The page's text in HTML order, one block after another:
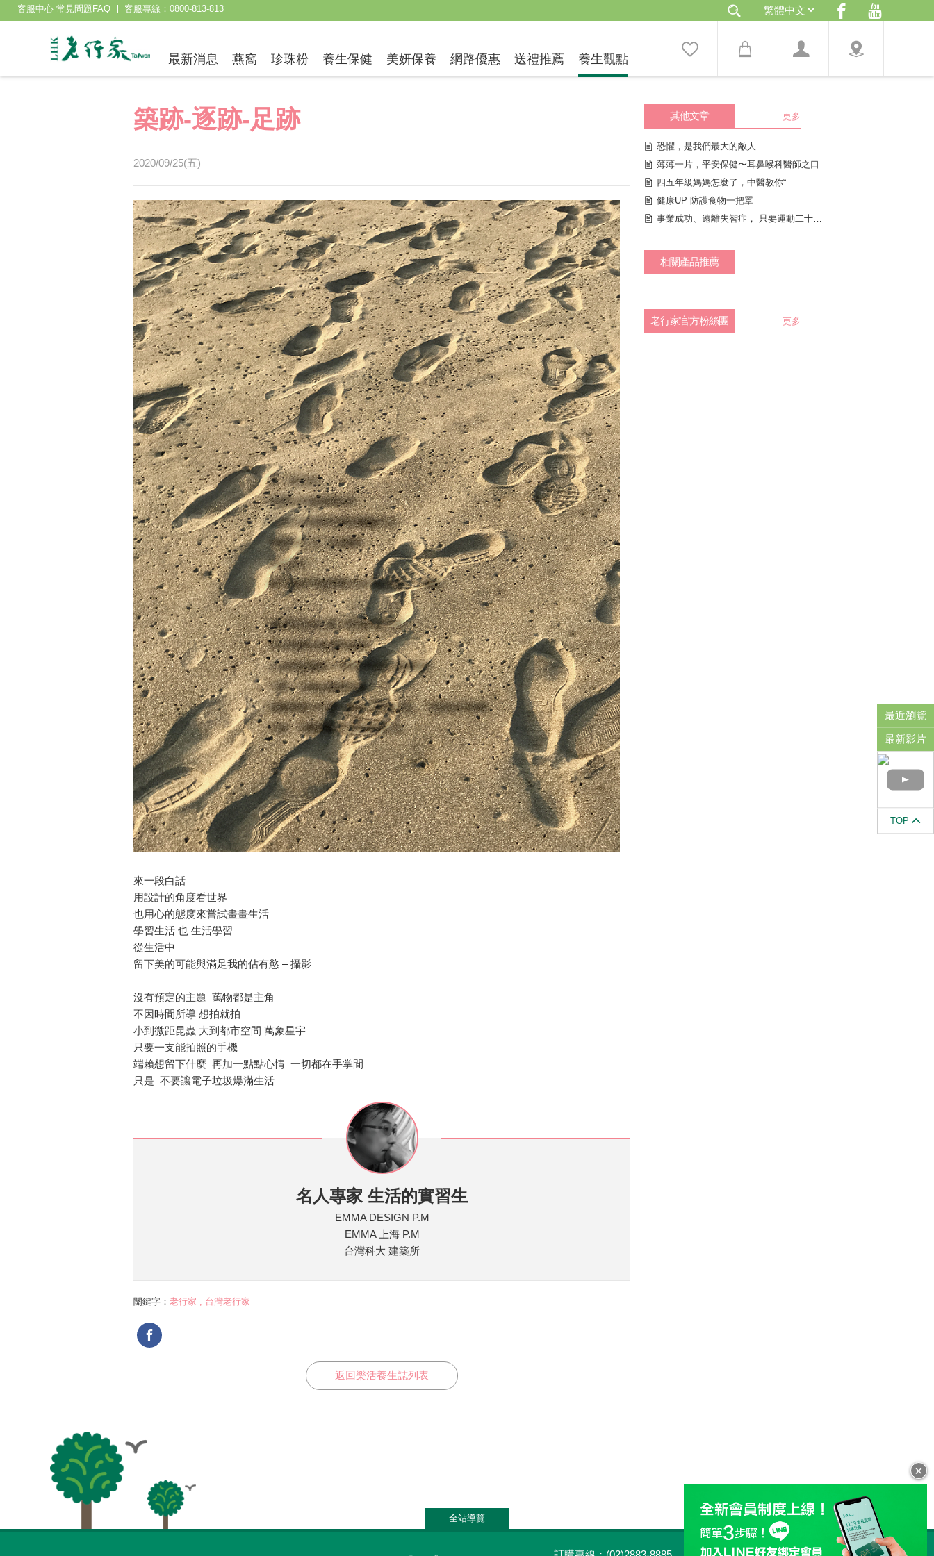
築跡-逐跡-足跡
2020/09/25(五)
來一段白話
用設計的角度看世界
也用心的態度來嘗試畫畫生活
學習生活 也 生活學習
從生活中
留下美的可能與滿足我的佔有慾 – 攝影
沒有預定的主題 萬物都是主角
不因時間所導 想拍就拍
小到微距昆蟲 大到都市空間 萬象星宇
只要一支能拍照的手機
端賴想留下什麼 再加一點點心情 一切都在手掌間
只是 不要讓電子垃圾爆滿生活
名人專家 生活的實習生
EMMA DESIGN P.M
EMMA 上海 P.M
台灣科大 建築所
關鍵字： 老行家 , 台灣老行家
返回樂活養生誌列表
其他文章 更多
恐懼，是我們最大的敵人
健康UP 防護食物一把罩
相關產品推薦
老行家官方粉絲團 更多
最近瀏覽
最新影片
TOP
全站導覽
最新消息 燕窩 珍珠粉 養生保健 美妍保養 網路優惠 送禮推薦 養生觀點
客服中心 常見問題FAQ 客服專線：0800-813-813
×